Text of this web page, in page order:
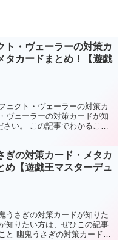
ト・ヴェーラーの対策カ
タカードまとめ！【遊戯
ェクト・ヴェーラーの対策カ
ヴェーラーの対策カードが知
さい。 この記事でわかること
ぎの対策カード・メタカ
め【遊戯王マスターデュ
うさぎの対策カードが知りた
知りたい方は、ぜひこの記事
と 幽鬼うさぎの対策カードが